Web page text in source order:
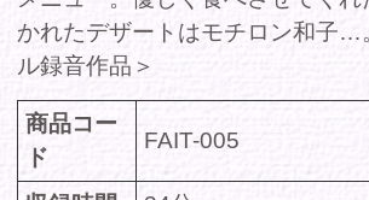
出演
者/cast
岩本和子
価格(税
定価 980円
DMMで購入